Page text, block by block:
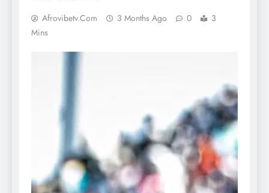
Afrovibetv.com 3 Months Ago 0
3
Mins